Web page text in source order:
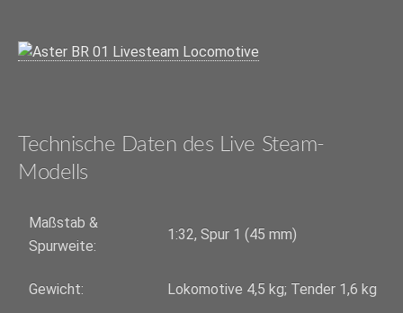
Technische Daten des Live Steam-
Modells
Maßstab &
Spurweite:
1:32, Spur 1 (45 mm)
Gewicht: Lokomotive 4,5 kg; Tender 1,6 kg